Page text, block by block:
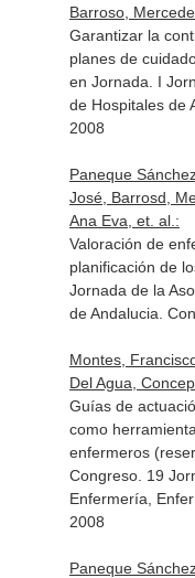
Barroso,
Garantizar la
planes de
en Jornada. I
de Hospitales de
2008
Paneque
José, Barrosd,
Ana Eva, et. al.:
Valoración de
planificación de
Jornada de la
de Andalucia.
Montes,
Del Agua,
Guías de
como
enfermeros
Congreso. 19
Enfermería,
2008
Paneque